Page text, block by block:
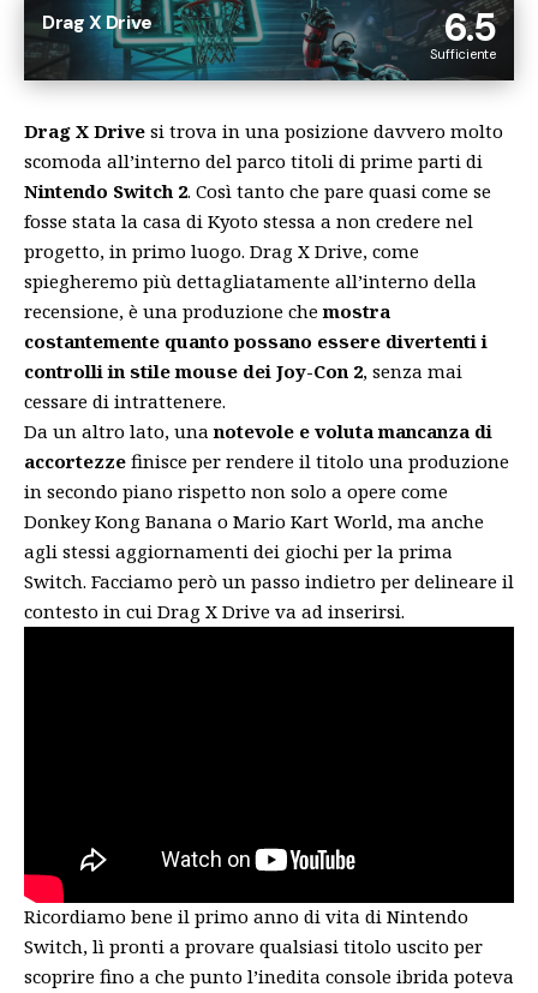
6.5
Sufficiente
Drag X Drive
Drag X Drive si trova in una posizione davvero molto
scomoda all’interno del parco titoli di prime parti di
Nintendo Switch 2. Così tanto che pare quasi come se
fosse stata la casa di Kyoto stessa a non credere nel
progetto, in primo luogo. Drag X Drive, come
spiegheremo più dettagliatamente all’interno della
recensione, è una produzione chemostra
costantemente quanto possano essere divertenti i
controlli in stile mouse dei Joy-Con 2, senza mai
cessare di intrattenere.
Da un altro lato, unanotevole e voluta mancanza di
accortezze finisce per rendere il titolo una produzione
in secondo piano rispetto non solo a opere come
Donkey Kong Banana o Mario Kart World, ma anche
agli stessi aggiornamenti dei giochi per la prima
Switch. Facciamo però un passo indietro per delineare il
contesto in cui Drag X Drive va ad inserirsi.
Ricordiamo bene il primo anno di vita di Nintendo
Switch, lì pronti a provare qualsiasi titolo uscito per
scoprire fino a che punto l’inedita console ibrida poteva